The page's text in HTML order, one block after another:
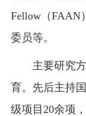
Fellow（FAAN
委员等。
主要研究
育。先后主持
级项目20余项